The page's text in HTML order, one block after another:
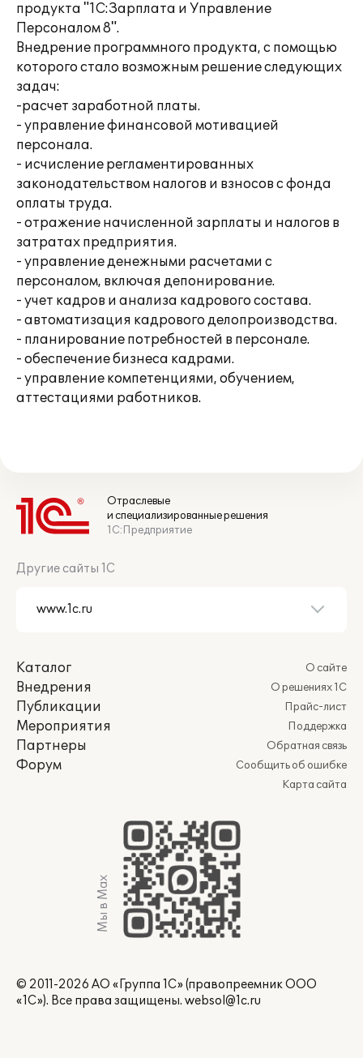
продукта "1С:Зарплата и Управление
Персоналом 8".
Внедрение программного продукта, с помощью
которого стало возможным решение следующих
задач:
-расчет заработной платы.
- управление финансовой мотивацией
персонала.
- исчисление регламентированных
законодательством налогов и взносов с фонда
оплаты труда.
- отражение начисленной зарплаты и налогов в
затратах предприятия.
- управление денежными расчетами с
персоналом, включая депонирование.
- учет кадров и анализа кадрового состава.
- автоматизация кадрового делопроизводства.
- планирование потребностей в персонале.
- обеспечение бизнеса кадрами.
- управление компетенциями, обучением,
аттестациями работников.
Отраслевые
и специализированные решения
1С:Предприятие
Другие сайты 1С
Каталог
Внедрения
Публикации
Мероприятия
Партнеры
Форум
О сайте
О решениях 1С
Прайс-лист
Поддержка
Обратная связь
Сообщить об ошибке
Карта сайта
Мы в Max
© 2011-2026 АО «Группа 1С» (правопреемник ООО
«1С»). Все права защищены. websol@1c.ru